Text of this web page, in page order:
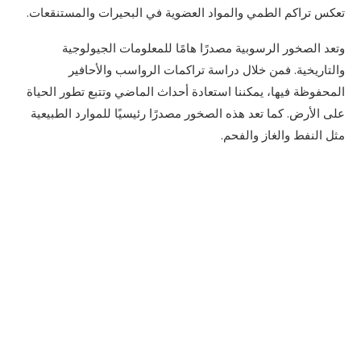
تعكس تراكم الطمي والمواد العضوية في البحيرات والمستنقعات.
وتعد الصخور الرسوبية مصدرًا هامًا للمعلومات الجيولوجية
والتاريخية. فمن خلال دراسة تراكمات الرواسب والأحافير
المحفوظة فيها، يمكننا استعادة أحداث الماضي وتتبع تطور الحياة
على الأرض. كما تعد هذه الصخور مصدرًا رئيسيًا للموارد الطبيعية
مثل النفط والغاز والفحم.